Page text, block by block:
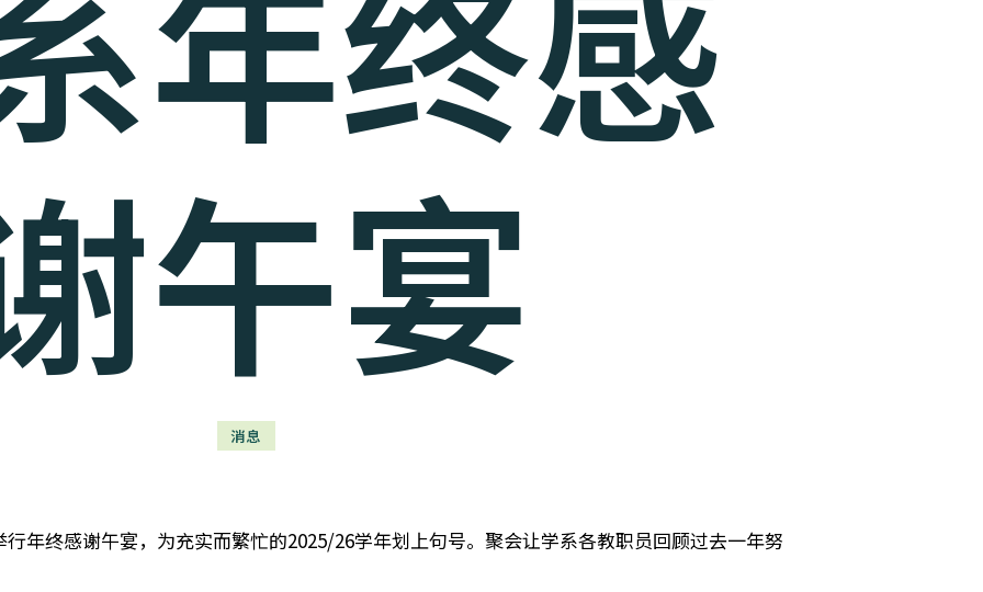
午宴
消息
年终感谢午宴，为充实而繁忙的2025/26学年划上句号。聚会让学系各教职员回顾过去一年努